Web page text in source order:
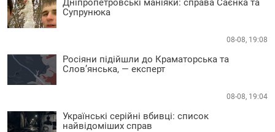
Дніпропетровські маніяки: справа Саєнка та
Супрунюка
08-08, 19:08
Росіяни підійшли до Краматорська та
Слов’янська, — експерт
08-08, 19:04
Українські серійні вбивці: список
найвідоміших справ